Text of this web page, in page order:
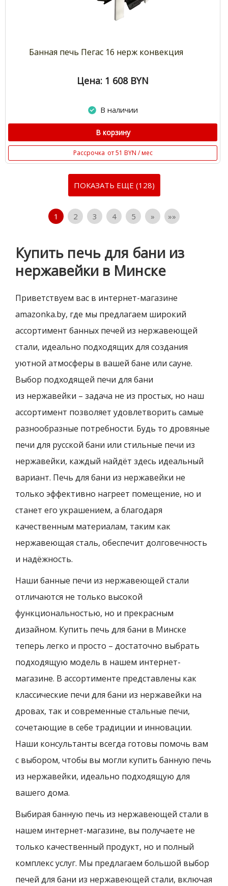
Банная печь Пегас 16 нерж конвекция
Цена: 1 608 BYN
В наличии
В корзину
Рассрочка от 51 BYN / мес
ПОКАЗАТЬ ЕЩЕ (128)
1 2 3 4 5 » »»
Купить печь для бани из
нержавейки в Минске
Приветствуем вас в интернет-магазине
amazonka.by, где мы предлагаем широкий
ассортимент банных печей из нержавеющей
стали, идеально подходящих для создания
уютной атмосферы в вашей бане или сауне.
Выбор подходящей печи для бани
из нержавейки – задача не из простых, но наш
ассортимент позволяет удовлетворить самые
разнообразные потребности. Будь то дровяные
печи для русской бани или стильные печи из
нержавейки, каждый найдёт здесь идеальный
вариант. Печь для бани из нержавейки не
только эффективно нагреет помещение, но и
станет его украшением, а благодаря
качественным материалам, таким как
нержавеющая сталь, обеспечит долговечность
и надёжность.
Наши банные печи из нержавеющей стали
отличаются не только высокой
функциональностью, но и прекрасным
дизайном. Купить печь для бани в Минске
теперь легко и просто – достаточно выбрать
подходящую модель в нашем интернет-
магазине. В ассортименте представлены как
классические печи для бани из нержавейки на
дровах, так и современные стальные печи,
сочетающие в себе традиции и инновации.
Наши консультанты всегда готовы помочь вам
с выбором, чтобы вы могли купить банную печь
из нержавейки, идеально подходящую для
вашего дома.
Выбирая банную печь из нержавеющей стали в
нашем интернет-магазине, вы получаете не
только качественный продукт, но и полный
комплекс услуг. Мы предлагаем большой выбор
печей для бани из нержавеющей стали, включая